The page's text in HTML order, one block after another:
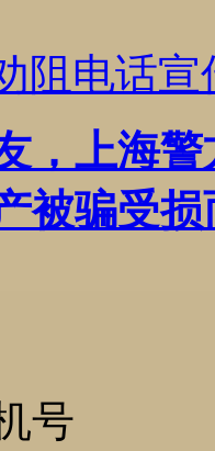
阻电话宣
，上海
被骗受
号